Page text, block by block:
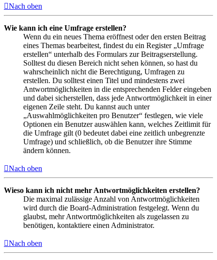
Nach oben
Wie kann ich eine Umfrage erstellen?
Wenn du ein neues Thema eröffnest oder den ersten Beitrag
eines Themas bearbeitest, findest du ein Register „Umfrage
erstellen“ unterhalb des Formulars zur Beitragserstellung.
Solltest du diesen Bereich nicht sehen können, so hast du
wahrscheinlich nicht die Berechtigung, Umfragen zu
erstellen. Du solltest einen Titel und mindestens zwei
Antwortmöglichkeiten in die entsprechenden Felder eingeben
und dabei sicherstellen, dass jede Antwortmöglichkeit in einer
eigenen Zeile steht. Du kannst auch unter
„Auswahlmöglichkeiten pro Benutzer“ festlegen, wie viele
Optionen ein Benutzer auswählen kann, welches Zeitlimit für
die Umfrage gilt (0 bedeutet dabei eine zeitlich unbegrenzte
Umfrage) und schließlich, ob die Benutzer ihre Stimme
ändern können.
Nach oben
Wieso kann ich nicht mehr Antwortmöglichkeiten erstellen?
Die maximal zulässige Anzahl von Antwortmöglichkeiten
wird durch die Board-Administration festgelegt. Wenn du
glaubst, mehr Antwortmöglichkeiten als zugelassen zu
benötigen, kontaktiere einen Administrator.
Nach oben